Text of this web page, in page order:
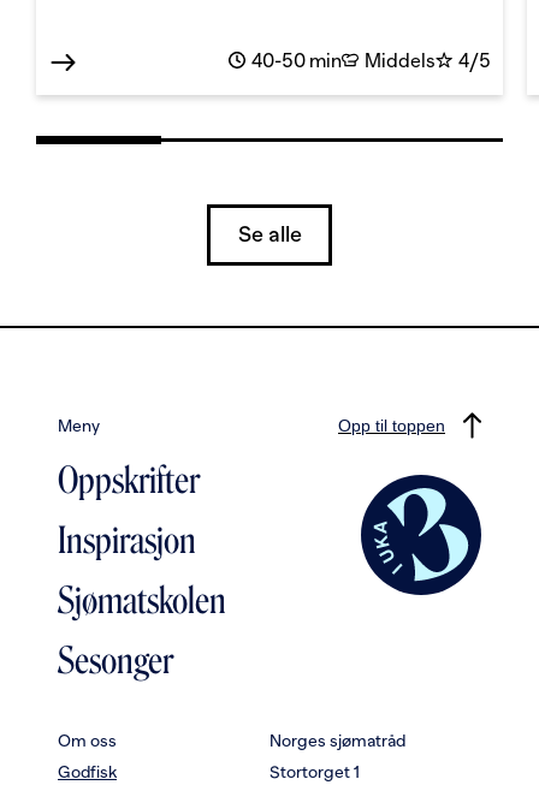
40-50 min Middels 4/5
Se alle
Meny
Oppskrifter
Inspirasjon
Sjømatskolen
Sesonger
Om oss
Godfisk
Norges sjømatråd
Stortorget 1
Opp til toppen